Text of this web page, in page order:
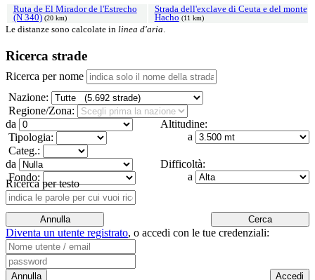
Ruta de El Mirador de l'Estrecho
(N 340) (20 km)
Strada dell'exclave di Ceuta e del monte
Hacho (11 km)
Le distanze sono calcolate in linea d'aria.
Ricerca strade
Ricerca per nome
Nazione:
Regione/Zona:
Altitudine:
da
a
Tipologia:
Categ.:
Difficoltà:
da
a
Fondo:
Ricerca per testo
Diventa un utente registrato, o accedi con le tue credenziali: